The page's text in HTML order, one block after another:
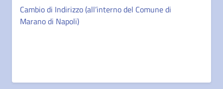
Cambio di Indirizzo (all’interno del Comune di
Marano di Napoli)